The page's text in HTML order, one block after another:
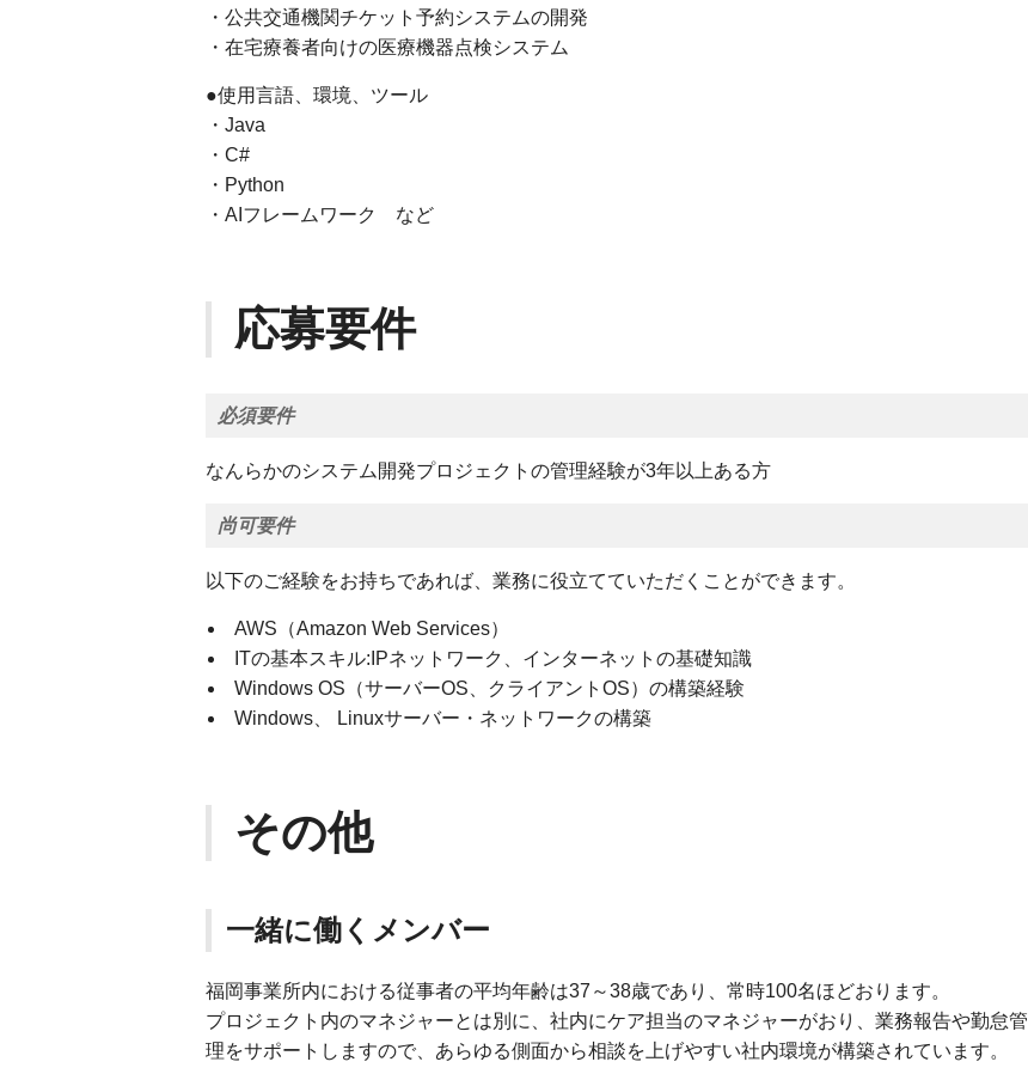
・公共交通機関チケット予約システムの開発
・在宅療養者向けの医療機器点検システム
●使用言語、環境、ツール
・Java
・C#
・Python
・AIフレームワーク など
応募要件
必須要件
なんらかのシステム開発プロジェクトの管理経験が3年以上ある方
尚可要件
以下のご経験をお持ちであれば、業務に役立てていただくことができます。
AWS（Amazon Web Services）
ITの基本スキル:IPネットワーク、インターネットの基礎知識
Windows OS（サーバーOS、クライアントOS）の構築経験
Windows、 Linuxサーバー・ネットワークの構築
その他
一緒に働くメンバー
福岡事業所内における従事者の平均年齢は37～38歳であり、常時100名ほどおります。
プロジェクト内のマネジャーとは別に、社内にケア担当のマネジャーがおり、業務報告や勤怠管
理をサポートしますので、あらゆる側面から相談を上げやすい社内環境が構築されています。